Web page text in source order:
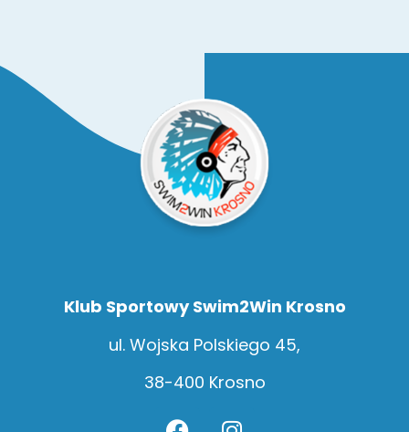
Klub Sportowy Swim2Win Krosno
ul. Wojska Polskiego 45,
38-400 Krosno